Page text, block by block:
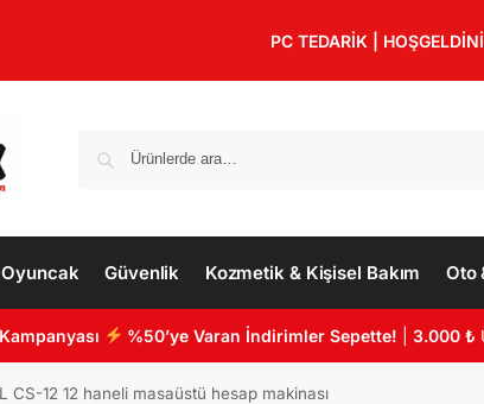
PC TEDARİK |
Güvenlik Kozmetik & Kişisel Bakım Oto
%50’ye Varan İndirimler Sepette! |3.000 ₺
CS-12 12 haneli masaüstü hesap makinası